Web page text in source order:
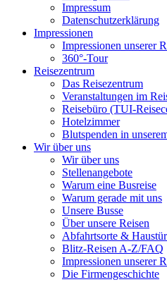
Impressum
Datenschutzerklärung
Impressionen
Impressionen unserer
360°-Tour
Reisezentrum
Das Reisezentrum
Veranstaltungen im
Reisebüro (TUI-
Hotelzimmer
Blutspenden in
Wir über uns
Wir über uns
Stellenangebote
Warum eine Busreise
Warum gerade mit uns
Unsere Busse
Über unsere Reisen
Abfahrtsorte &
Blitz-Reisen A-Z/FAQ
Impressionen unserer
Die Firmengeschichte